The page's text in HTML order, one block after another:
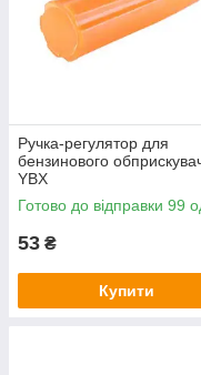
Ручка-регулятор для
бензинового
YBX
Готово до відправки 99
53 ₴
Купити